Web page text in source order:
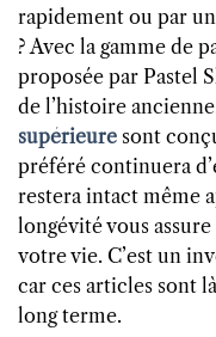
rapidement ou par
? Avec la gamme de
proposée par Pastel
de l’histoire
supérieure sont
préféré continuera
restera intact même
longévité vous
votre vie. C’est un
car ces articles sont
long terme.